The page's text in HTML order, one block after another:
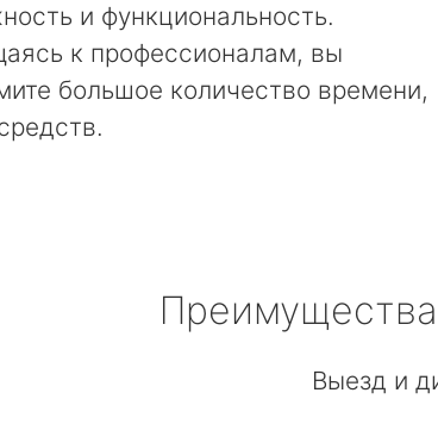
и функциональность.
к профессионалам, вы
большое количество времени,
Выезд и